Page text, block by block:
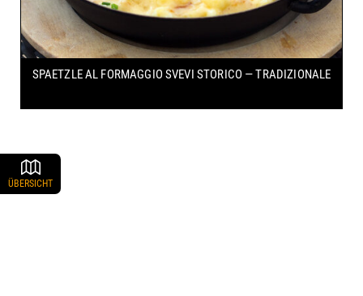
SPAETZLE AL FORMAGGIO SVEVI STORICO — TRADIZIONALE
ÜBERSICHT